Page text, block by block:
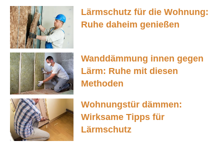
Lärmschutz für die Wohnung:
Ruhe daheim genießen
Wanddämmung innen gegen
Lärm: Ruhe mit diesen
Methoden
Wohnungstür dämmen:
Wirksame Tipps für
Lärmschutz